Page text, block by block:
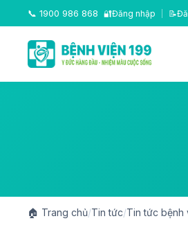
📞 1900 986 868 🔐Đăng nhập 📝
🏠 Trang chủ/Tin tức/Tin tức bệnh